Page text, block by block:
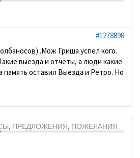
#1278898
Гриша успел кого.
выезда и отчёты, а люди какие
память оставил Выезда и Ретро. Но
ПРЕДЛОЖЕНИЯ, ПОЖЕЛАНИЯ